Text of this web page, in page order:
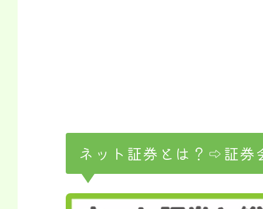
ネット証券とは？⇨証券